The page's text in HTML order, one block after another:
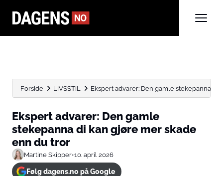
Forside LIVSSTIL Ekspert advarer: Den gamle stekepanna di
Ekspert advarer: Den gamle
stekepanna di kan gjøre mer skade
enn du tror
Martine Skipper•10. april 2026
Følg dagens.no på Google